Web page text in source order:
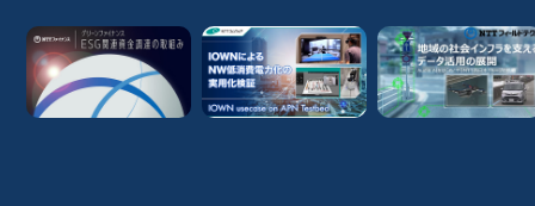
す。
In order to achieve carbon neutrality by 2050, Japan is